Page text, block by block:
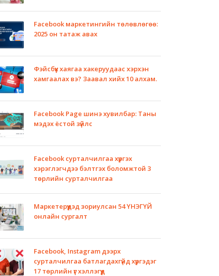
Facebook маркетингийн төлөвлөгөө:
2025 он татаж авах
Фэйсбүүк хаягаа хакеруудаас хэрхэн
хамгаалах вэ? Заавал хийх 10 алхам.
Facebook Page шинэ хувилбар: Таны
мэдэх ёстой зүйлс
Facebook сурталчилгаа хүргэх
хэрэглэгчдээ бэлтгэх боломжтой 3
төрлийн сурталчилгаа
Маркетерүүдэд зориулсан 54 ҮНЭГҮЙ
онлайн сургалт
Facebook, Instagram дээрх
сурталчилгаа батлагдахгүйд хүргэдэг
17 төрлийн үг хэллэгүүд